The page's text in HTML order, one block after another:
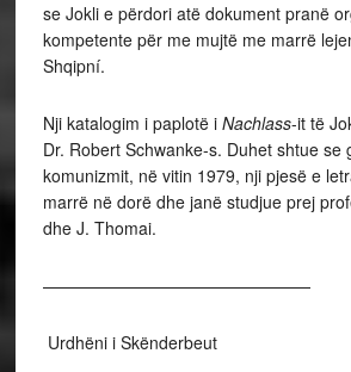
se Jokli e përdori atë dokument pranë
kompetente për me mujtë me marrë
Shqipní.
Nji katalogim i paplotë i Nachlass-it të
Dr. Robert Schwanke-s. Duhet shtue se
komunizmit, në vitin 1979, nji pjesë e
marrë në dorë dhe janë studjue prej
dhe J. Thomai.
————————————————
Urdhëni i Skënderbeut